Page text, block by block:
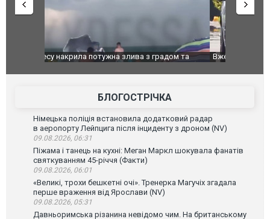
Вже вивели на тести: Ferrari готує оновлення
Вийшов
фільму
БЛОГОСТРІЧКА
Німецька поліція встановила додатковий радар
в аеропорту Лейпцига після інциденту з дроном (NV)
09.08.2026, 06:31
Піжама і танець на кухні: Меган Маркл шокувала фанатів
святкуванням 45-річчя (Факти)
09.08.2026, 06:01
«Великі, трохи бешкетні очі». Тренерка Магучіх згадала
перше враження від Ярослави (NV)
09.08.2026, 05:31
Давньоримська різанина невідомо чим. На британському